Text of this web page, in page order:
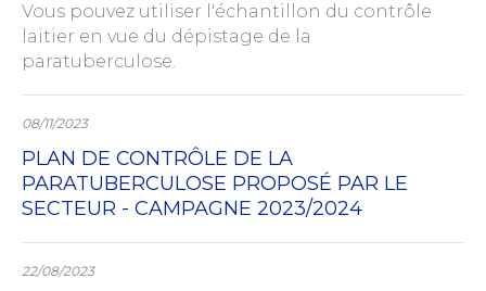
Vous pouvez utiliser l'échantillon du contrôle
laitier en vue du dépistage de la
paratuberculose.
08/11/2023
PLAN DE CONTRÔLE DE LA
PARATUBERCULOSE PROPOSÉ PAR LE
SECTEUR - CAMPAGNE 2023/2024
22/08/2023